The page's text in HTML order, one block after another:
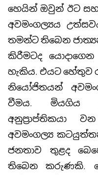
හෙයින් ඔවුන් ඊට
අවමංගල්‍යය
තමන්ට තිබෙන
කිරීමටද
හැකිය. එයට හේතුව
නියෝජිතයන්
වීමය. මියගිය
අනුප්‍රාප්තිකයා
අවමංගල්‍ය
ජනතාව තුළද
තිබෙන කරුණකි.